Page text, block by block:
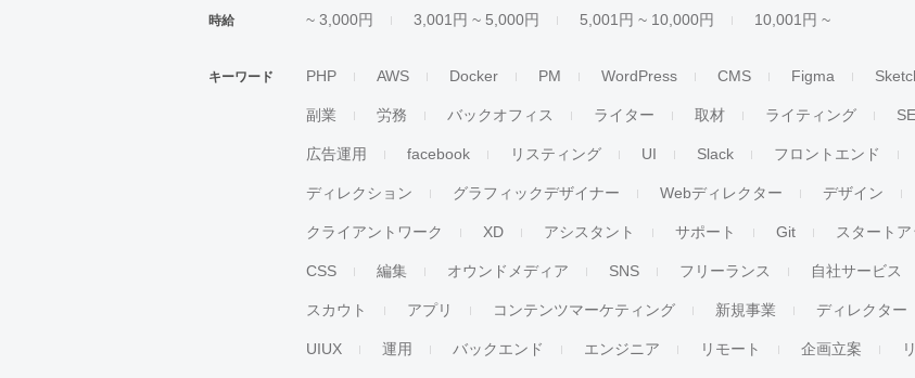
時給 ~ 3,000円 3,001円 ~ 5,000円 5,001円 ~ 10,000円 10,001円 ~
キーワード PHP AWS Docker PM WordPress CMS Figma
副業 労務 バックオフィス ライター 取材 ライティング
広告運用 facebook リスティング UI Slack フロントエンド
ディレクション グラフィックデザイナー Webディレクター デザイン
クライアントワーク XD アシスタント サポート Git スタート
CSS 編集 オウンドメディア SNS フリーランス 自社サービス
スカウト アプリ コンテンツマーケティング 新規事業 ディレクター
UIUX 運用 バックエンド エンジニア リモート 企画立案